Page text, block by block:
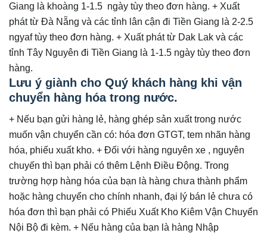
Giang là khoàng 1-1.5 ngày tùy theo đơn hàng. + Xuất
phát từ Đà Nẵng và các tỉnh lân cận đi Tiền Giang là 2-2.5
ngyaf tùy theo đơn hàng. + Xuất phát từ Dak Lak và các
tỉnh Tây Nguyên đi Tiền Giang là 1-1.5 ngày tùy theo đơn
hàng.
Lưu ý giành cho Quý khách hàng khi vận
chuyển hàng hóa trong nước.
+ Nếu bạn gửi hàng lẻ, hàng ghép sản xuất trong nước
muốn vận chuyển cần có: hóa đơn GTGT, tem nhãn hàng
hóa, phiếu xuất kho. + Đối với hàng nguyên xe , nguyên
chuyến thì bạn phải có thêm Lệnh Điều Động. Trong
trường hợp hàng hóa của bạn là hàng chưa thành phẩm
hoặc hàng chuyển cho chính nhanh, đại lý bán lẻ chưa có
hóa đơn thì bạn phải có Phiếu Xuất Kho Kiêm Vận Chuyển
Nội Bộ đi kèm. + Nếu hàng của bạn là hàng Nhập